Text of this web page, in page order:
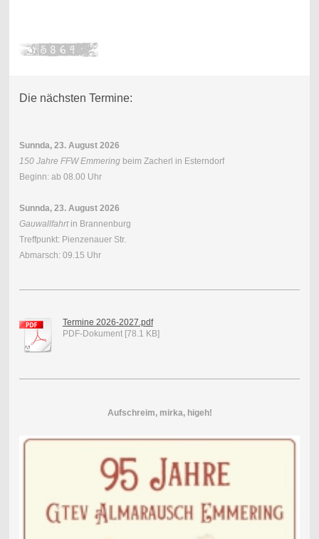
Die nächsten Termine:
Sunnda, 23. August 2026
150 Jahre FFW Emmeringbeim Zacherl in Esterndorf
Beginn: ab 08.00 Uhr
Sunnda, 23. August 2026
Gauwallfahrtin Brannenburg
Treffpunkt: Pienzenauer Str.
Abmarsch: 09.15 Uhr
Termine 2026-2027.pdf
PDF-Dokument [78.1 KB]
Aufschreim, mirka, higeh!